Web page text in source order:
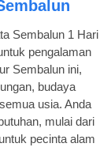
Sembalun 1 Hari
pengalaman
Sembalun ini,
budaya
usia. Anda
mulai dari
pecinta alam